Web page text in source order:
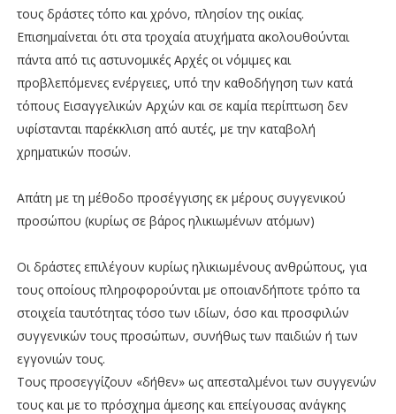
τους δράστες τόπο και χρόνο, πλησίον της οικίας.
Επισημαίνεται ότι στα τροχαία ατυχήματα ακολουθούνται
πάντα από τις αστυνομικές Αρχές οι νόμιμες και
προβλεπόμενες ενέργειες, υπό την καθοδήγηση των κατά
τόπους Εισαγγελικών Αρχών και σε καμία περίπτωση δεν
υφίστανται παρέκκλιση από αυτές, με την καταβολή
χρηματικών ποσών.
Απάτη με τη μέθοδο προσέγγισης εκ μέρους συγγενικού
προσώπου (κυρίως σε βάρος ηλικιωμένων ατόμων)
Οι δράστες επιλέγουν κυρίως ηλικιωμένους ανθρώπους, για
τους οποίους πληροφορούνται με οποιανδήποτε τρόπο τα
στοιχεία ταυτότητας τόσο των ιδίων, όσο και προσφιλών
συγγενικών τους προσώπων, συνήθως των παιδιών ή των
εγγονιών τους.
Τους προσεγγίζουν «δήθεν» ως απεσταλμένοι των συγγενών
τους και με το πρόσχημα άμεσης και επείγουσας ανάγκης